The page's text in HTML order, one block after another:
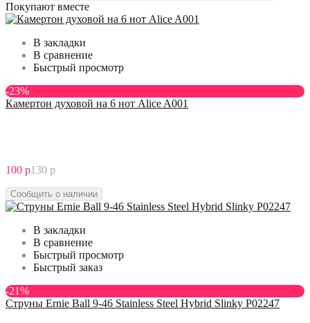
Покупают вместе
В закладки
В сравнение
Быстрый просмотр
-23%
Камертон духовой на 6 нот Alice A001
100 р130 р
Сообщить о наличии
В закладки
В сравнение
Быстрый просмотр
Быстрый заказ
-21%
Струны Ernie Ball 9-46 Stainless Steel Hybrid Slinky P02247